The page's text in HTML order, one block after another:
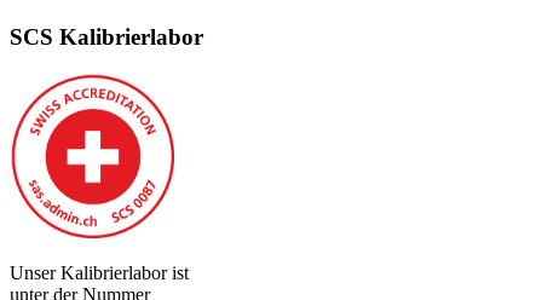
SCS Kalibrierlabor
Unser Kalibrierlabor ist
unter der Nummer